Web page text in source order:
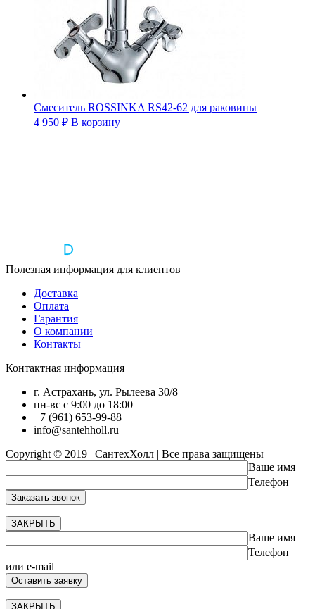
Смеситель ROSSINKA RS42-62 для раковины
4 950 ₽ В корзину
Полезная информация для клиентов
Доставка
Оплата
Гарантия
О компании
Контакты
Контактная информация
г. Астрахань, ул. Рылеева 30/8
пн-вс с 9:00 до 18:00
+7 (961) 653-99-88
info@santehholl.ru
Copyright © 2019 | СантехХолл | Все права защищены
Ваше имя
Телефон
ЗАКРЫТЬ
Ваше имя
Телефон
или e-mail
ЗАКРЫТЬ